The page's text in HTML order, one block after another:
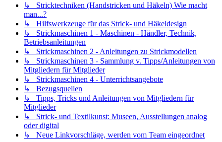
↳ Stricktechniken (Handstricken und Häkeln) Wie macht
man...?
↳ Hilfswerkzeuge für das Strick- und Häkeldesign
↳ Strickmaschinen 1 - Maschinen - Händler, Technik,
Betriebsanleitungen
↳ Strickmaschinen 2 - Anleitungen zu Strickmodellen
↳ Strickmaschinen 3 - Sammlung v. Tipps/Anleitungen von
Mitgliedern für Mitglieder
↳ Strickmaschinen 4 - Unterrichtsangebote
↳ Bezugsquellen
↳ Tipps, Tricks und Anleitungen von Mitgliedern für
Mitglieder
↳ Strick- und Textilkunst: Museen, Ausstellungen analog
oder digital
↳ Neue Linkvorschläge, werden vom Team eingeordnet